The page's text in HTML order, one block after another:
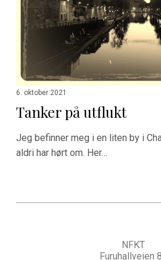
6. oktober 2021
Tanker på utflukt
Jeg befinner meg i en liten by i
aldri har hørt om. Her…
NFKT
Furuhallveien